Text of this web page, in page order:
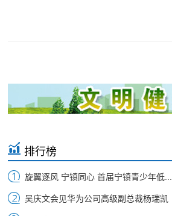
排行榜
旋翼逐风 宁镇同心 首届宁镇青少年低...
吴庆文会见华为公司高级副总裁杨瑞凯